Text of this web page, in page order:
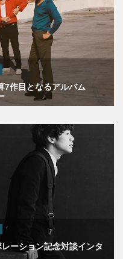
7作目となるアルバム
ーション記念対談インタ